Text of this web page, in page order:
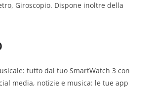
Giroscopio. Dispone inoltre della
tutto dal tuo SmartWatch 3 con
media, notizie e musica: le tue app